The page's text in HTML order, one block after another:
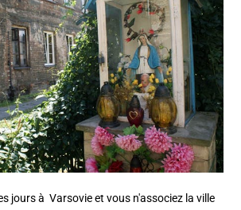
jours à Varsovie et vous n'associez la ville